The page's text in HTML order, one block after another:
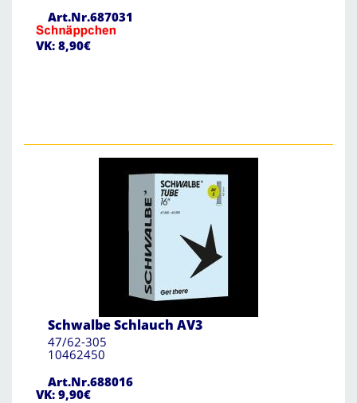
Art.Nr.687031
VK: 8,90€
Schwalbe Schlauch AV3
47/62-305
10462450
Art.Nr.688016
VK: 9,90€